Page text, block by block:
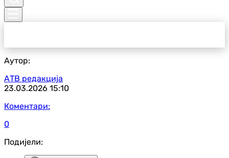
Аутор:
АТВ редакција
23.03.2026 15:10
Коментари:
0
Подијели: